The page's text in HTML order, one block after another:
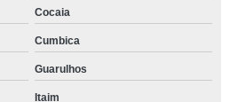
Cocaia
Cumbica
Guarulhos
Itaim